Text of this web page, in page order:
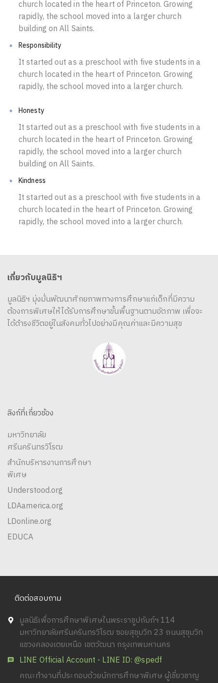
church located in the heart of Princeton. Growing
rapidly, the school moved into a larger church
building on All Saints.
Responsibility
It started out as a preschool with five students in a
church located in the heart of Princeton. Growing
rapidly, the school moved into a larger church.
Honesty
It started out as a preschool with five students in a
church located in the heart of Princeton. Growing
rapidly, the school moved into a larger church
building on All Saints.
Kindness
It started out as a preschool with five students in a
church located in the heart of Princeton. Growing
rapidly, the school moved into a larger church.
เกี่ยวกับมูลนิธิฯ
มูลนิธิฯ มุ่งมั่นพัฒนาศักยภาพทางการศึกษาแก่เด็กที่มีความ
ต้องการพิเศษให้ได้รับการศึกษาขั้นพื้นฐานตามอัตภาพ เพื่อจะ
ได้ดำรงชีวิตอยู่ในสังคมทั่วไปอย่างมีคุณค่าและมีความสุข
ลิงก์ที่เกี่ยวข้อง
มหาวิทยาลัย
ศรีนครินทรวิโรฒ
สำนักบริหารงานการศึกษา
พิเศษ
Understood.org
LDAamerica.org
LDonline.org
EDUCA
ติดต่อสอบถาม
มูลนิธิเพื่อการศึกษาพิเศษในพระราชูปถัมภ์ฯ 114
มหาวิทยาลัยศรีนครินทรวิโรฒ ซอยสุขุมวิท 23 ถนนสุขุมวิท
แขวงคลองเตยเหนือ เขตวัฒนา กรุงเทพมหานคร
LINE Official Account - LINE ID: @spedf
คณะทำงานที่ประกอบด้วยนักการศึกษาพิเศษ ผู้เชี่ยวชาญ